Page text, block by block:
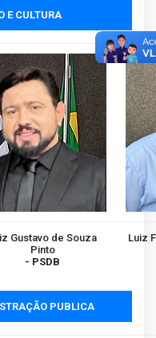
E CULTURA
Gustavo de Souza
Pinto
- PSDB
Luiz
PUBLICA